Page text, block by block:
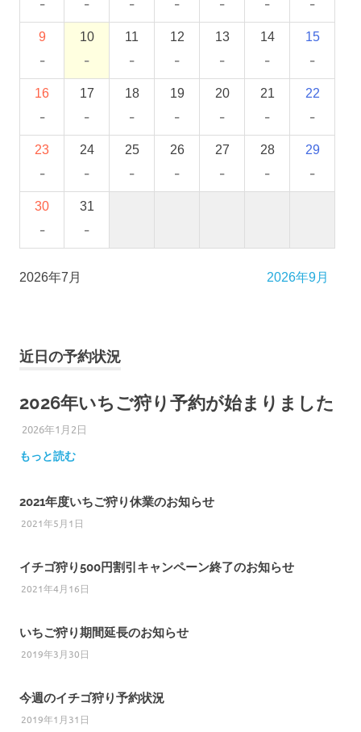
9
-
10
-
11
-
12
-
13
-
14
-
15
-
16
-
17
-
18
-
19
-
20
-
21
-
22
-
23
-
24
-
25
-
26
-
27
-
28
-
29
-
30
-
31
-
2026年7月 2026年9月
近日の予約状況
2026年いちご狩り予約が始まりました
2026年1月2日
もっと読む
2021年度いちご狩り休業のお知らせ
2021年5月1日
イチゴ狩り500円割引キャンペーン終了のお知らせ
2021年4月16日
いちご狩り期間延長のお知らせ
2019年3月30日
今週のイチゴ狩り予約状況
2019年1月31日